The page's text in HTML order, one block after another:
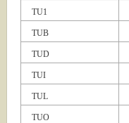
TU1
TUB
TUD
TUI
TUL
TUO